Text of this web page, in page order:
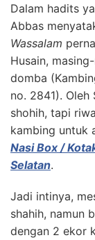
Dalam hadits
Abbas
Wassalam
Husain,
domba
no. 2841).
shohih, tapi
kambing untuk
Nasi Box /
Selatan.
Jadi intinya,
shahih, namun
dengan 2 ekor